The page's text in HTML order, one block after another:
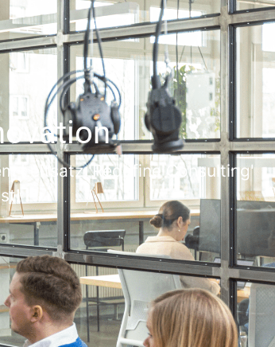
Leitsatz 'Redefine Consulting'